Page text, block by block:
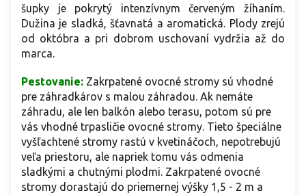
šupky je pokrytý intenzívnym červeným žíhaním.
Dužina je sladká, šťavnatá a aromatická. Plody zrejú
od októbra a pri dobrom uschovaní vydržia až do
marca.
Pestovanie: Zakrpatené ovocné stromy sú vhodné
pre záhradkárov s malou záhradou. Ak nemáte
záhradu, ale len balkón alebo terasu, potom sú pre
vás vhodné trpasličie ovocné stromy. Tieto špeciálne
vyšľachtené stromy rastú v kvetináčoch, nepotrebujú
veľa priestoru, ale napriek tomu vás odmenia
sladkými a chutnými plodmi. Zakrpatené ovocné
stromy dorastajú do priemernej výšky 1,5 - 2 m a